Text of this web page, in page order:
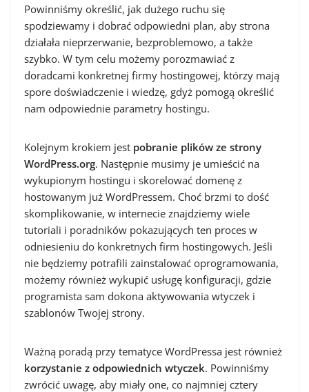
Powinniśmy określić, jak dużego ruchu się
spodziewamy i dobrać odpowiedni plan, aby strona
działała nieprzerwanie, bezproblemowo, a także
szybko. W tym celu możemy porozmawiać z
doradcami konkretnej firmy hostingowej, którzy mają
spore doświadczenie i wiedzę, gdyż pomogą określić
nam odpowiednie parametry hostingu.
Kolejnym krokiem jest pobranie plików ze strony
WordPress.org. Następnie musimy je umieścić na
wykupionym hostingu i skorelować domenę z
hostowanym już WordPressem. Choć brzmi to dość
skomplikowanie, w internecie znajdziemy wiele
tutoriali i poradników pokazujących ten proces w
odniesieniu do konkretnych firm hostingowych. Jeśli
nie będziemy potrafili zainstalować oprogramowania,
możemy również wykupić usługę konfiguracji, gdzie
programista sam dokona aktywowania wtyczek i
szablonów Twojej strony.
Ważną poradą przy tematyce WordPressa jest również
korzystanie z odpowiednich wtyczek. Powinniśmy
zwrócić uwagę, aby miały one, co najmniej cztery